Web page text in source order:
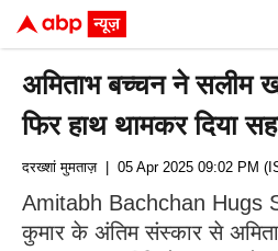
अमिताभ बच्चन ने सलीम
फिर हाथ थामकर दिया
दरख्शां मुमताज़| 05 Apr 2025 09:02 PM
Amitabh Bachchan Hugs
कुमार के अंतिम संस्कार से